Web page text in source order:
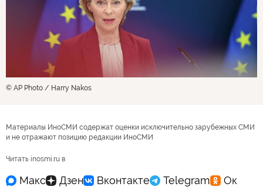
© AP Photo / Harry Nakos
Материалы ИноСМИ содержат оценки исключительно зарубежных СМИ
и не отражают позицию редакции ИноСМИ
Читать inosmi.ru в